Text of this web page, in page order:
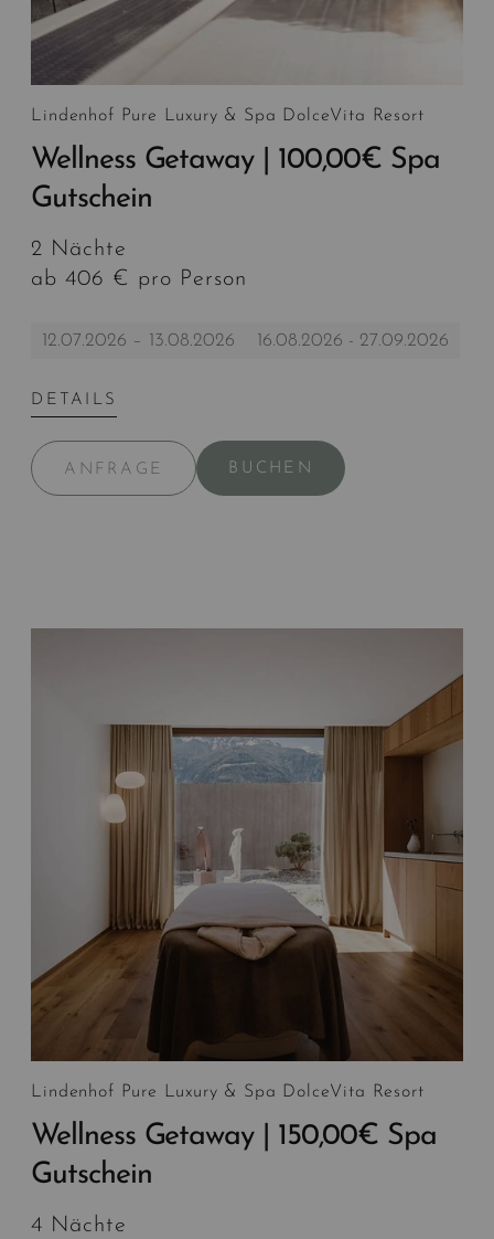
Lindenhof Pure Luxury & Spa DolceVita Resort
Wellness Getaway | 100,00€ Spa
Gutschein
2 Nächte
ab 406 € pro Person
12.07.2026 – 13.08.2026 16.08.2026 - 27.09.2026
DETAILS
ANFRAGE BUCHEN
Lindenhof Pure Luxury & Spa DolceVita Resort
Wellness Getaway | 150,00€ Spa
Gutschein
4 Nächte